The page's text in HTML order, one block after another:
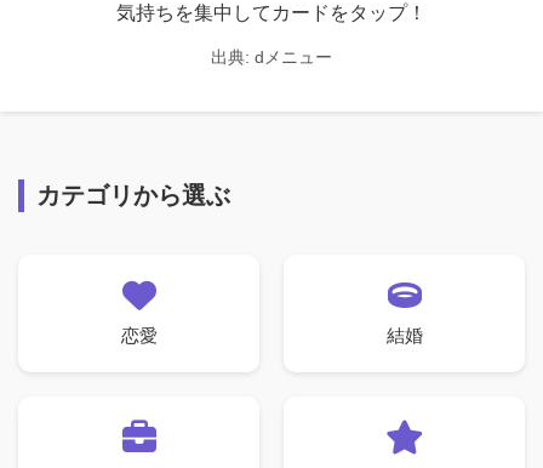
気持ちを集中してカードをタップ！
出典: dメニュー
カテゴリから選ぶ
恋愛 結婚